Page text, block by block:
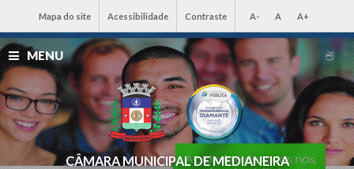
Mapa do site Acessibilidade Contraste A- A A+
MENU
CÂMARA MUNICIPAL DE MEDIANEIRA